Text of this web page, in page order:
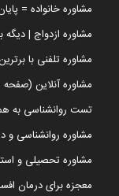
مشاوره خانواده =
مشاوره ازدواج | دیگه
مشاوره تلفنی با
مشاوره آنلاین
تست روانشناسی به
مشاوره روانشناسی
مشاوره تحصیلی و
معجزه برای درمان